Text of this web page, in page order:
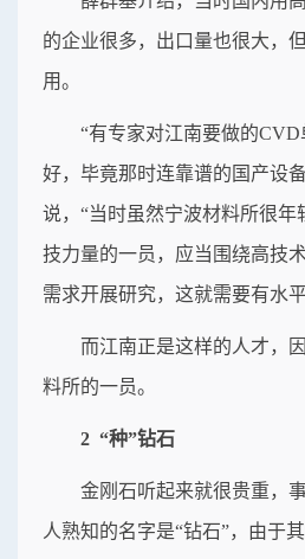
的企业很多，出口量也很大，
用。
“有专家对江南要做的
好，毕竟那时连靠谱的国产设
说，“当时虽然宁波材料所很
技力量的一员，应当围绕高技
需求开展研究，这就需要有水
而江南正是这样的人才，
料所的一员。
2 “种”钻石
金刚石听起来就很贵重，
人熟知的名字是“钻石”，由于